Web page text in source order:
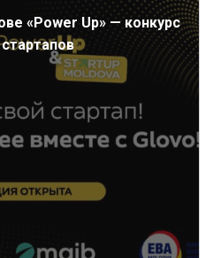
«Power Up» — конкурс